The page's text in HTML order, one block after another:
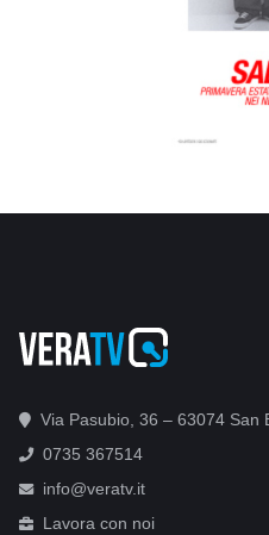
Via Pasubio, 36 – 63074 San
0735 367514
info@veratv.it
Lavora con noi